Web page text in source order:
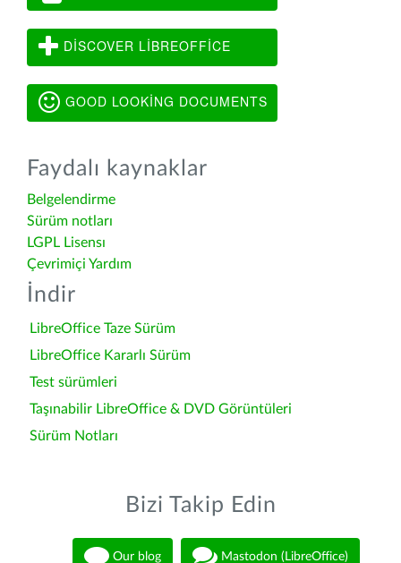
DISCOVER LIBREOFFICE
GOOD LOOKING DOCUMENTS
Faydalı kaynaklar
Belgelendirme
Sürüm notları
LGPL Lisensı
Çevrimiçi Yardım
İndir
LibreOffice Taze Sürüm
LibreOffice Kararlı Sürüm
Test sürümleri
Taşınabilir LibreOffice & DVD Görüntüleri
Sürüm Notları
Bizi Takip Edin
Our blog Mastodon (LibreOffice)